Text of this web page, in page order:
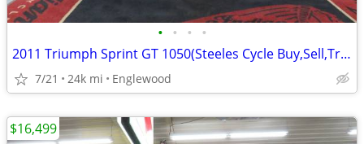
• • • •
2011 Triumph Sprint GT 1050(Steeles Cycle Buy,Sell,Trade,Consign)
7/21 24k mi Englewood
$16,499